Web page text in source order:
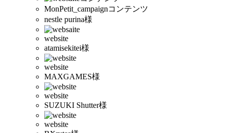
MonPetit_campaignコンテンツ
nestle purina様
website
atamisekitei様
website
MAXGAMES様
website
SUZUKI Shutter様
website